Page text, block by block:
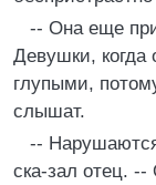
-- Она еще
Девушки, когда
глупыми,
слышат.
--
ска-зал отец.